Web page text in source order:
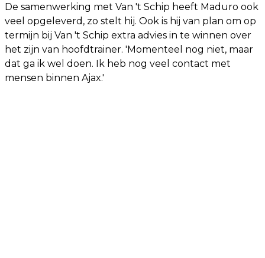
De samenwerking met Van 't Schip heeft Maduro ook
veel opgeleverd, zo stelt hij. Ook is hij van plan om op
termijn bij Van 't Schip extra advies in te winnen over
het zijn van hoofdtrainer. 'Momenteel nog niet, maar
dat ga ik wel doen. Ik heb nog veel contact met
mensen binnen Ajax.'